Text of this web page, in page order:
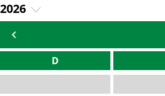
2026
2025
D